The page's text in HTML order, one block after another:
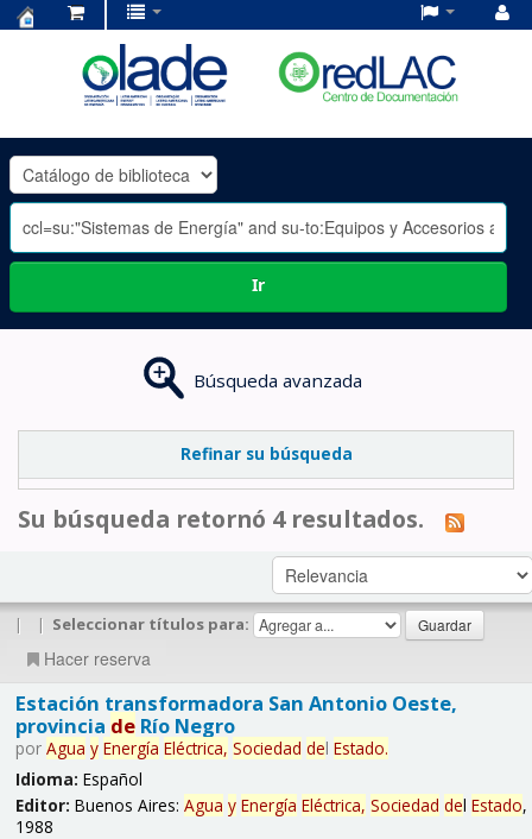
OLADE
-
Ir
Búsqueda avanzada
Refinar su búsqueda
Su búsqueda retornó 4 resultados.
| | Seleccionar títulos para:
Hacer reserva
Estación transformadora San Antonio Oeste,
provincia deRío Negro
por Agua y Energía Eléctrica, Sociedad del Estado.
Idioma: Español
Editor: Buenos Aires: Agua y Energía Eléctrica, Sociedad del Estado,
1988